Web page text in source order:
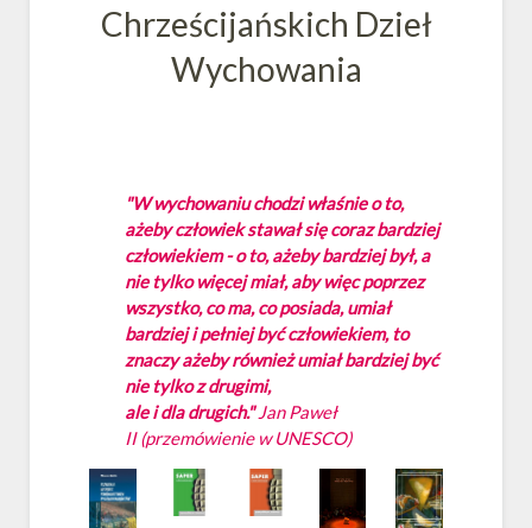
Chrześcijańskich Dzieł
Wychowania
"W wychowaniu chodzi właśnie o to,
ażeby człowiek stawał się coraz bardziej
człowiekiem - o to, ażeby bardziej był, a
nie tylko więcej miał, aby więc poprzez
wszystko, co ma, co posiada, umiał
bardziej i pełniej być człowiekiem, to
znaczy ażeby również umiał bardziej być
nie tylko z drugimi,
ale i dla drugich."Jan Paweł
II(przemówienie w UNESCO)